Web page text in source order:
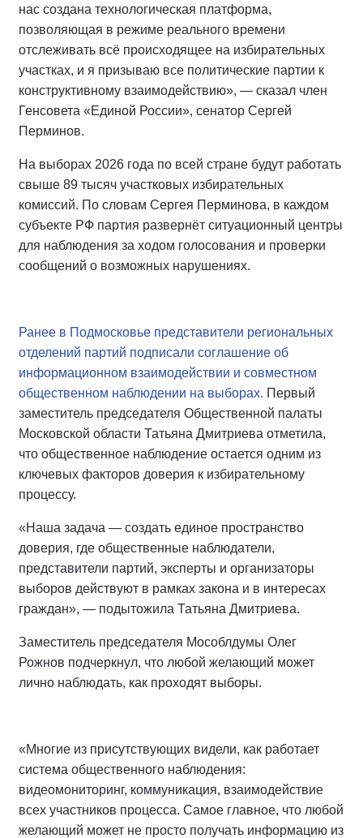
нас создана технологическая платформа,
позволяющая в режиме реального времени
отслеживать всё происходящее на избирательных
участках, и я призываю все политические партии к
конструктивному взаимодействию», — сказал член
Генсовета «Единой России», сенатор Сергей
Перминов.
На выборах 2026 года по всей стране будут работать
свыше 89 тысяч участковых избирательных
комиссий. По словам Сергея Перминова, в каждом
субъекте РФ партия развернёт ситуационный центры
для наблюдения за ходом голосования и проверки
сообщений о возможных нарушениях.
Ранее в Подмосковье представители региональных
отделений партий подписали соглашение об
информационном взаимодействии и совместном
общественном наблюдении на выборах. Первый
заместитель председателя Общественной палаты
Московской области Татьяна Дмитриева отметила,
что общественное наблюдение остается одним из
ключевых факторов доверия к избирательному
процессу.
«Наша задача — создать единое пространство
доверия, где общественные наблюдатели,
представители партий, эксперты и организаторы
выборов действуют в рамках закона и в интересах
граждан», — подытожила Татьяна Дмитриева.
Заместитель председателя Мособлдумы Олег
Рожнов подчеркнул, что любой желающий может
лично наблюдать, как проходят выборы.
«Многие из присутствующих видели, как работает
система общественного наблюдения:
видеомониторинг, коммуникация, взаимодействие
всех участников процесса. Самое главное, что любой
желающий может не просто получать информацию из